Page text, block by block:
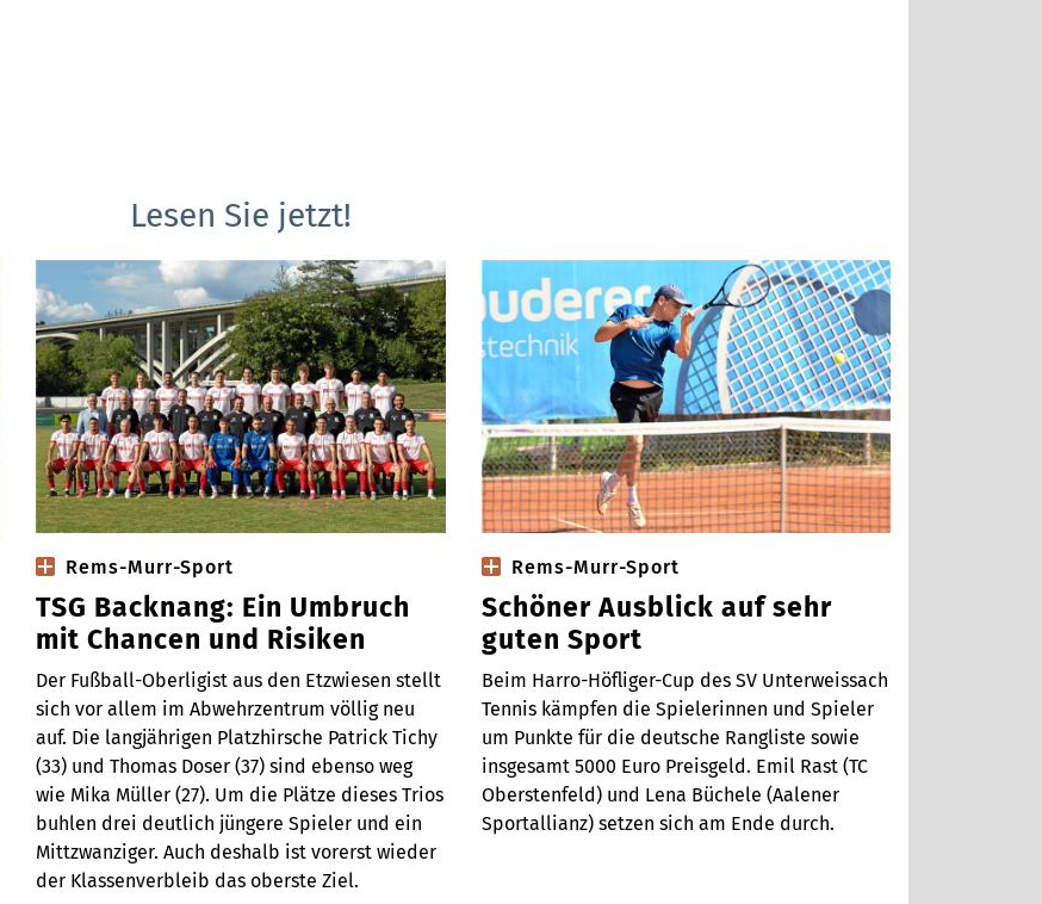
Lesen Sie jetzt!
Rems-Murr-Sport
TSG Backnang: Ein Umbruch
mit Chancen und Risiken
Der Fußball-Oberligist aus den Etzwiesen stellt
sich vor allem im Abwehrzentrum völlig neu
auf. Die langjährigen Platzhirsche Patrick Tichy
(33) und Thomas Doser (37) sind ebenso weg
wie Mika Müller (27). Um die Plätze dieses Trios
buhlen drei deutlich jüngere Spieler und ein
Mittzwanziger. Auch deshalb ist vorerst wieder
der Klassenverbleib das oberste Ziel.
Rems-Murr-Sport
Schöner Ausblick auf sehr
guten Sport
Beim Harro-Höfliger-Cup des SV Unterweissach
Tennis kämpfen die Spielerinnen und Spieler
um Punkte für die deutsche Rangliste sowie
insgesamt 5000 Euro Preisgeld. Emil Rast (TC
Oberstenfeld) und Lena Büchele (Aalener
Sportallianz) setzen sich am Ende durch.